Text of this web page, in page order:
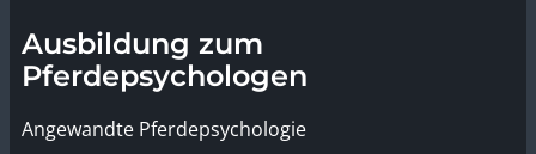
Ausbildung zum
Pferdepsychologen
Angewandte Pferdepsychologie